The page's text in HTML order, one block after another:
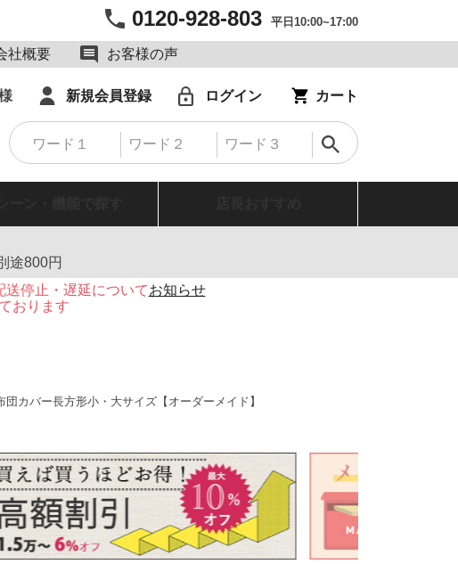
0120-928-803 平日10:00~17:00
社概要 お客様の声
新規会員登録 ログイン カート
途800円
送停止・遅延についてお知らせ
おります
カバー長方形小・大サイズ【オーダーメイド】